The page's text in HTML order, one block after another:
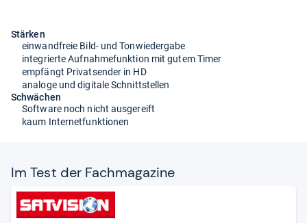
Stärken
einwandfreie Bild- und Tonwiedergabe
integrierte Aufnahmefunktion mit gutem Timer
empfängt Privatsender in HD
analoge und digitale Schnittstellen
Schwächen
Software noch nicht ausgereift
kaum Internetfunktionen
Im Test der Fach­ma­ga­zine